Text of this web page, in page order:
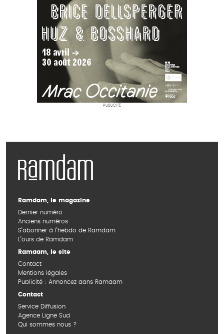
PUBLICITÉ
Ramdam, le magazine
Dernier numéro
Anciens numéros
S’abonner à l’hebdo de Ramdam
L’ours de Ramdam
Ramdam, le site
Contact
Mentions légales
Publicité : Annoncez dans Ramdam
Contact
Service Diffusion
Agence Ligne Sud
Qui sommes nous ?